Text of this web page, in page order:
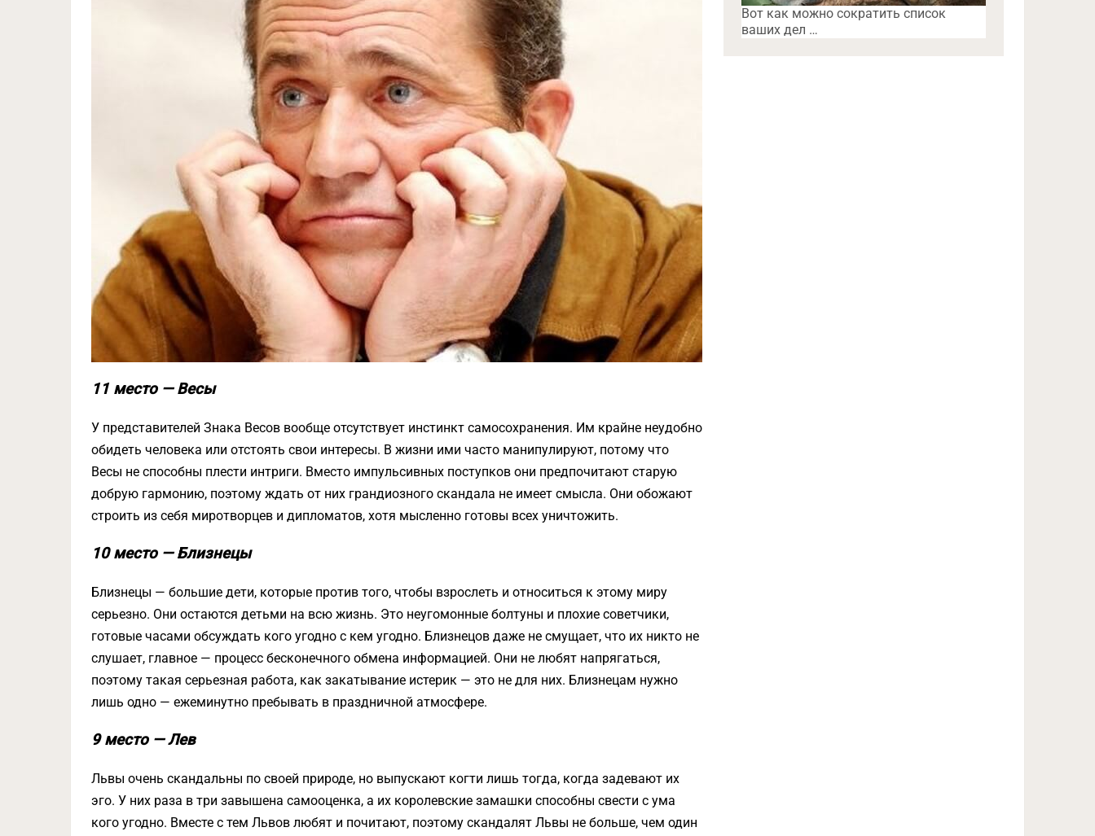
11 место — Весы
У представителей Знака Весов вообще отсутствует инстинкт самосохранения. Им крайне неудобно
обидеть человека или отстоять свои интересы. В жизни ими часто манипулируют, потому что
Весы не способны плести интриги. Вместо импульсивных поступков они предпочитают старую
добрую гармонию, поэтому ждать от них грандиозного скандала не имеет смысла. Они обожают
строить из себя миротворцев и дипломатов, хотя мысленно готовы всех уничтожить.
10 место — Близнецы
Близнецы — большие дети, которые против того, чтобы взрослеть и относиться к этому миру
серьезно. Они остаются детьми на всю жизнь. Это неугомонные болтуны и плохие советчики,
готовые часами обсуждать кого угодно с кем угодно. Близнецов даже не смущает, что их никто не
слушает, главное — процесс бесконечного обмена информацией. Они не любят напрягаться,
поэтому такая серьезная работа, как закатывание истерик — это не для них. Близнецам нужно
лишь одно — ежеминутно пребывать в праздничной атмосфере.
9 место — Лев
Львы очень скандальны по своей природе, но выпускают когти лишь тогда, когда задевают их
эго. У них раза в три завышена самооценка, а их королевские замашки способны свести с ума
кого угодно. Вместе с тем Львов любят и почитают, поэтому скандалят Львы не больше, чем один
Вот как можно сократить список
ваших дел …